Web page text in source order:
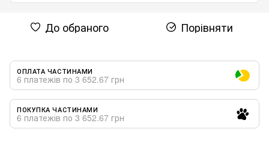
До обраного Порівняти
ОПЛАТА ЧАСТИНАМИ
6 платежів по 3 652.67 грн
ПОКУПКА ЧАСТИНАМИ
6 платежів по 3 652.67 грн